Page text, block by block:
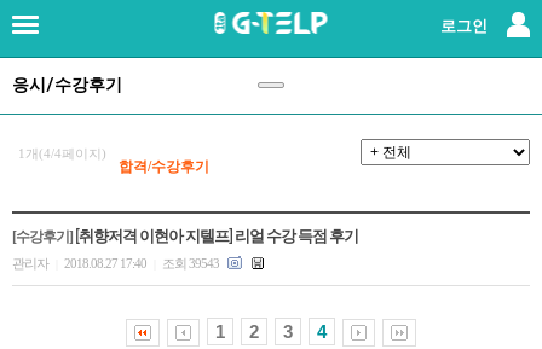
로그인
×
로그인|회원가입
지텔프란?
강사소개
패키지강좌
응시/수강후기
합격/수강후기
1개(4/4페이지)
[수강후기] [취향저격 이현아 지텔프] 리얼 수강 득점 후기
관리자 2018.08.27 17:40 조회 39543
1 2 3 4